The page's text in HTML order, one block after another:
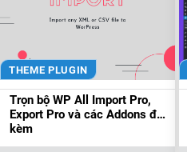
THEME PLUGIN
Trọn bộ WP All Import Pro,
Export Pro và các Addons đi
kèm